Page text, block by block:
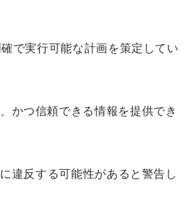
で実行可能な計画を策定してい
かつ信頼できる情報を提供でき
違反する可能性があると警告し